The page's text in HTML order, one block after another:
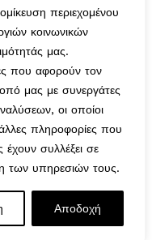
περιεχομένου
κοινωνικών
μας.
που αφορούν τον
μας με συνεργάτες
οι οποίοι
πληροφορίες που
έχουν συλλέξει σε
των υπηρεσιών τους.
Αποδοχή
Εξαντλημένο